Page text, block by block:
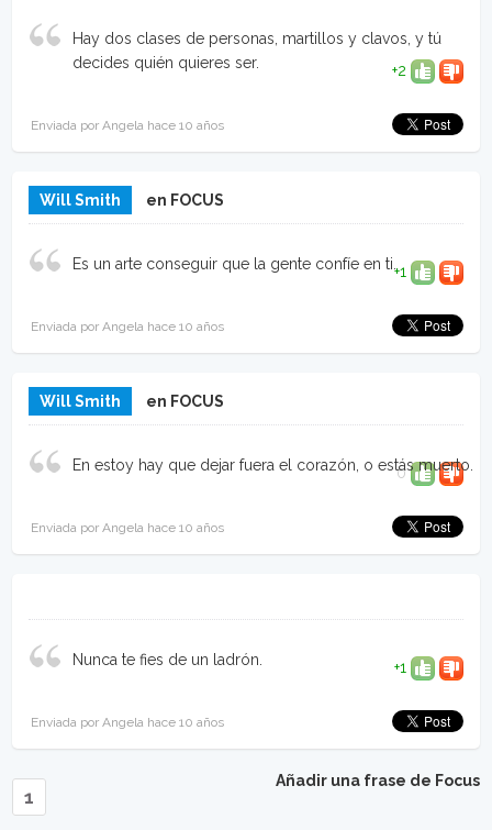
Hay dos clases de personas, martillos y clavos, y tú
decides quién quieres ser.
+2
Enviada por Angela hace 10 años
Will Smith en FOCUS
Es un arte conseguir que la gente confíe en ti.+1
Enviada por Angela hace 10 años
Will Smith en FOCUS
En estoy hay que dejar fuera el corazón, o estás muerto.
0
Enviada por Angela hace 10 años
Nunca te fies de un ladrón. +1
Enviada por Angela hace 10 años
Añadir una frase de Focus
1